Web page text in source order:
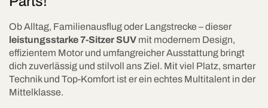
Ob Alltag, Familienausflug oder Langstrecke – dieser
leistungsstarke 7-Sitzer SUV mit modernem Design,
effizientem Motor und umfangreicher Ausstattung bringt
dich zuverlässig und stilvoll ans Ziel. Mit viel Platz, smarter
Technik und Top-Komfort ist er ein echtes Multitalent in der
Mittelklasse.